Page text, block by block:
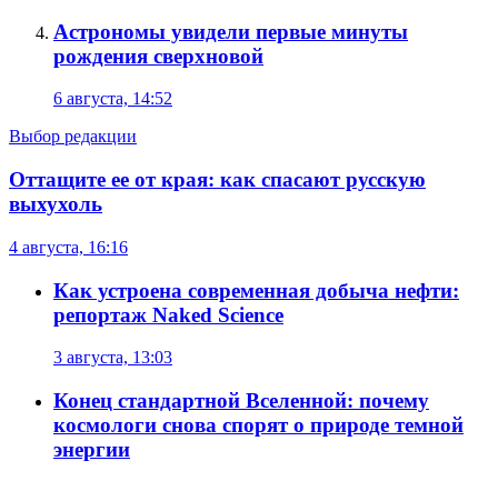
Астрономы увидели первые минуты
рождения сверхновой
6 августа, 14:52
Выбор редакции
Оттащите ее от края: как спасают русскую
выхухоль
4 августа, 16:16
Как устроена современная добыча нефти:
репортаж Naked Science
3 августа, 13:03
Конец стандартной Вселенной: почему
космологи снова спорят о природе темной
энергии